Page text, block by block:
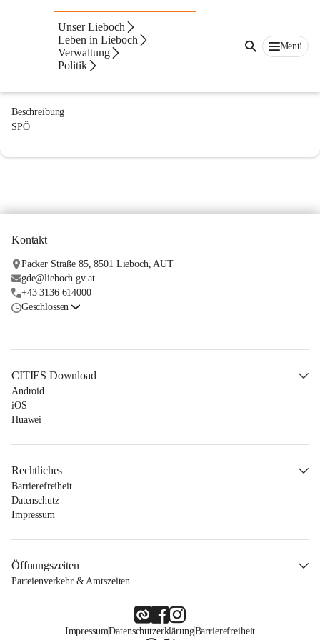
Unser Lieboch
Leben in Lieboch
Verwaltung
Politik
Menü
Josef Sundl
Gemeinderat
E-Mail Adresse
Beschreibung
SPÖ
Kontakt
Packer Straße 85, 8501 Lieboch, AUT
gde@lieboch.gv.at
+43 3136 614000
Geschlossen
CITIES Download
Android
iOS
Huawei
Rechtliches
Barrierefreiheit
Datenschutz
Impressum
Öffnungszeiten
Parteienverkehr & Amtszeiten
ImpressumDatenschutzerklärungBarrierefreiheit